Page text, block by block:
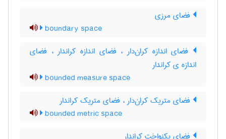
فضای مرزی
boundary space
فضای اندازه کران‌دار ، فضای اندازه کراندار ، فضای
اندازه ی کراندار
bounded measure space
فضای متریک کران‌دار ، فضای متریک کراندار
bounded metric space